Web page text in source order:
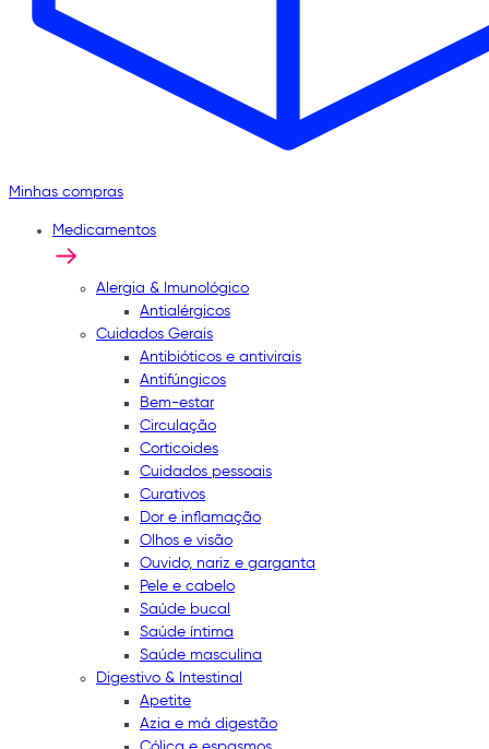
Minhas compras
Medicamentos
Alergia & Imunológico
Antialérgicos
Cuidados Gerais
Antibióticos e antivirais
Antifúngicos
Bem-estar
Circulação
Corticoides
Cuidados pessoais
Curativos
Dor e inflamação
Olhos e visão
Ouvido, nariz e garganta
Pele e cabelo
Saúde bucal
Saúde íntima
Saúde masculina
Digestivo & Intestinal
Apetite
Azia e má digestão